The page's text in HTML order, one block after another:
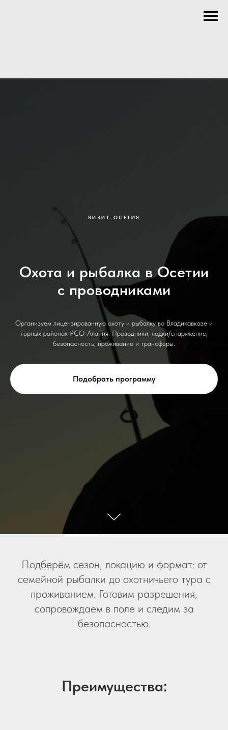
ВИЗИТ-ОСЕТИЯ
Охота и рыбалка в Осетии
с проводниками
Организуем лицензированную охоту и рыбалку во Владикавказе и
горных районах РСО-Алания. Проводники, лодки/снаряжение,
безопасность, проживание и трансферы.
Подобрать программу
Подберём сезон, локацию и формат: от
семейной рыбалки до охотничьего тура с
проживанием. Готовим разрешения,
сопровождаем в поле и следим за
безопасностью.
Преимущества: